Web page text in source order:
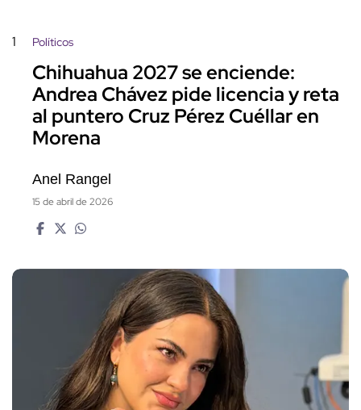
1 Políticos
Chihuahua 2027 se enciende:
Andrea Chávez pide licencia y reta
al puntero Cruz Pérez Cuéllar en
Morena
Anel Rangel
15 de abril de 2026